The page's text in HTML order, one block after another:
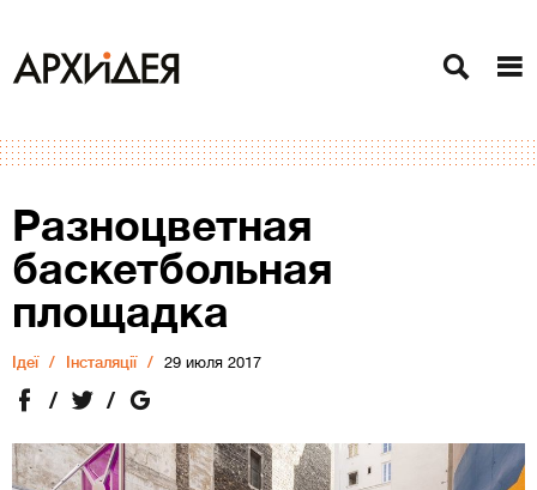
Разноцветная
баскетбольная
площадка
Ідеї Інсталяції 29 июля 2017